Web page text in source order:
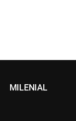
MILENIAL